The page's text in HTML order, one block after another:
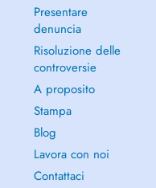
Presentare
denuncia
Risoluzione delle
controversie
A proposito
Stampa
Blog
Lavora con noi
Contattaci